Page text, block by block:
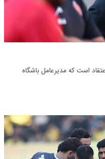
است که مدیرعامل باشگاه